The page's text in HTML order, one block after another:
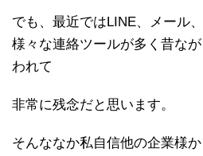
でも、最近ではLINE、メール
様々な連絡ツールが多く昔な
われて
非常に残念だと思います。
そんななか私自信他の企業様